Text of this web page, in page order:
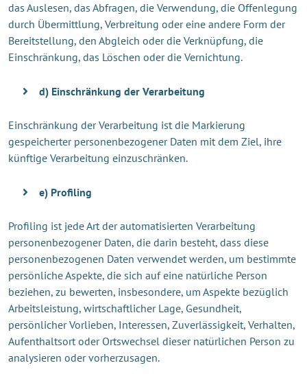
das Auslesen, das Abfragen, die Verwendung, die Offenlegung
durch Übermittlung, Verbreitung oder eine andere Form der
Bereitstellung, den Abgleich oder die Verknüpfung, die
Einschränkung, das Löschen oder die Vernichtung.
d) Einschränkung der Verarbeitung
Einschränkung der Verarbeitung ist die Markierung
gespeicherter personenbezogener Daten mit dem Ziel, ihre
künftige Verarbeitung einzuschränken.
e) Profiling
Profiling ist jede Art der automatisierten Verarbeitung
personenbezogener Daten, die darin besteht, dass diese
personenbezogenen Daten verwendet werden, um bestimmte
persönliche Aspekte, die sich auf eine natürliche Person
beziehen, zu bewerten, insbesondere, um Aspekte bezüglich
Arbeitsleistung, wirtschaftlicher Lage, Gesundheit,
persönlicher Vorlieben, Interessen, Zuverlässigkeit, Verhalten,
Aufenthaltsort oder Ortswechsel dieser natürlichen Person zu
analysieren oder vorherzusagen.